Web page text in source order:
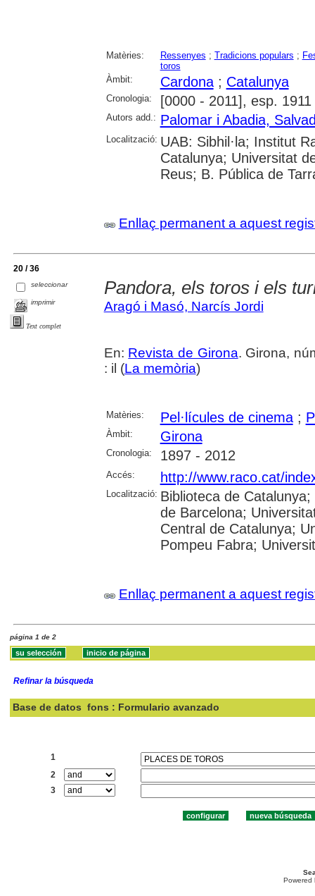
Matèries: Ressenyes ; Tradicions populars ;
toros
Àmbit:
Cardona; Catalunya
Cronologia: [0000 - 2011], esp. 1911
Autors add.: Palomar i Abadia,
Localització: UAB: Sibhil·la; Institut
Catalunya; Universitat
Reus; B. Pública de
Enllaç permanent a aquest
20 / 36
seleccionar
imprimir
Text complet
Pandora, els toros i els
Aragó i Masó, Narcís Jordi
En: Revista de Girona. Girona,
: il (La memòria)
Matèries: Pel·lícules de cinema;
Àmbit: Girona
Cronologia: 1897 - 2012
Accés: http://www.raco.cat/
Localització: Biblioteca de
de Barcelona;
Central de Catalunya;
Pompeu Fabra;
Enllaç permanent a aquest
página 1 de 2
Refinar la búsqueda
Base de datos fons : Formulario avanzado
1
2
3